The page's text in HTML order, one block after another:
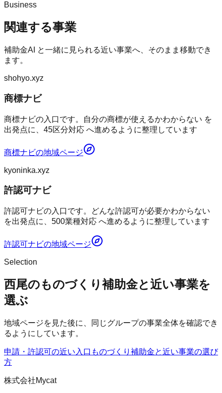
Business
関連する事業
補助金AI
と一緒に見られる近い事業へ、そのまま移動でき
ます。
shohyo.xyz
商標ナビ
商標ナビの入口です。自分の商標が使えるかわからない を
出発点に、45区分対応 へ進めるように整理しています
商標ナビの地域ページ
kyoninka.xyz
許認可ナビ
許認可ナビの入口です。どんな許認可が必要かわからない
を出発点に、500業種対応 へ進めるように整理しています
許認可ナビの地域ページ
Selection
西尾のものづくり補助金と近い事業を
選ぶ
地域ページを見た後に、同じグループの事業全体を確認でき
るようにしています。
申請・許認可の近い入口 ものづくり補助金と近い事業の選び
方
株式会社Mycat